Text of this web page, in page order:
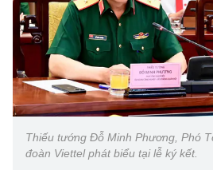
Thiếu tướng Đỗ Minh Phương, Phó
đoàn Viettel phát biểu tại lễ ký kết.